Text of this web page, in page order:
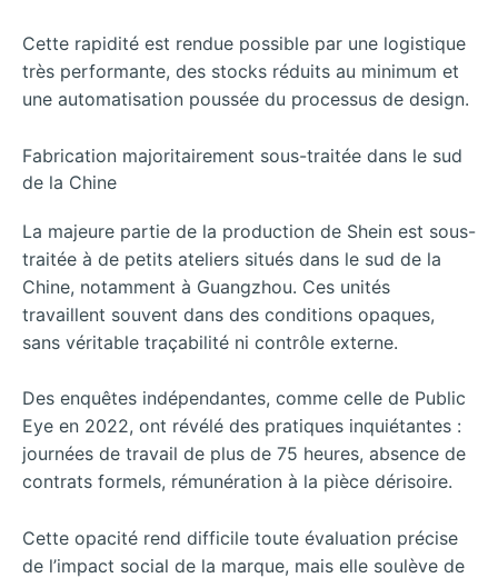
Cette rapidité est rendue possible par une logistique
très performante, des stocks réduits au minimum et
une automatisation poussée du processus de design.
Fabrication majoritairement sous-traitée dans le sud
de la Chine
La majeure partie de la production de Shein est sous-
traitée à de petits ateliers situés dans le sud de la
Chine, notamment à Guangzhou. Ces unités
travaillent souvent dans des conditions opaques,
sans véritable traçabilité ni contrôle externe.
Des enquêtes indépendantes, comme celle de Public
Eye en 2022, ont révélé des pratiques inquiétantes :
journées de travail de plus de 75 heures, absence de
contrats formels, rémunération à la pièce dérisoire.
Cette opacité rend difficile toute évaluation précise
de l’impact social de la marque, mais elle soulève de